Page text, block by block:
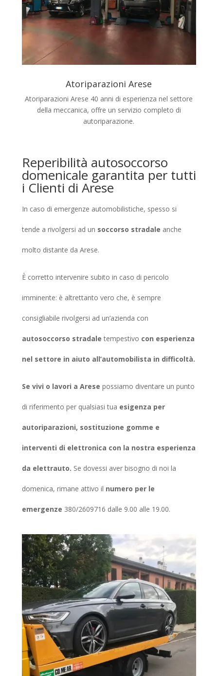
Atoriparazioni Arese
Atoriparazioni Arese 40 anni di esperienza nel settore
della meccanica, offre un servizio completo di
autoriparazione.
Reperibilità autosoccorso
domenicale garantita per tutti
i Clienti di Arese
In caso di emergenze automobilistiche, spesso si
tende a rivolgersi ad un soccorso stradale anche
molto distante da Arese.
È corretto intervenire subito in caso di pericolo
imminente: è altrettanto vero che, è sempre
consigliabile rivolgersi ad un’azienda con
autosoccorso stradale tempestivo con esperienza
nel settore in aiuto all’automobilista in difficoltà.
Se vivi o lavori a Arese possiamo diventare un punto
di riferimento per qualsiasi tua esigenza per
autoriparazioni, sostituzione gomme e
interventi di elettronica con la nostra esperienza
da elettrauto. Se dovessi aver bisogno di noi la
domenica, rimane attivo il numero per le
emergenze 380/2609716 dalle 9.00 alle 19.00.